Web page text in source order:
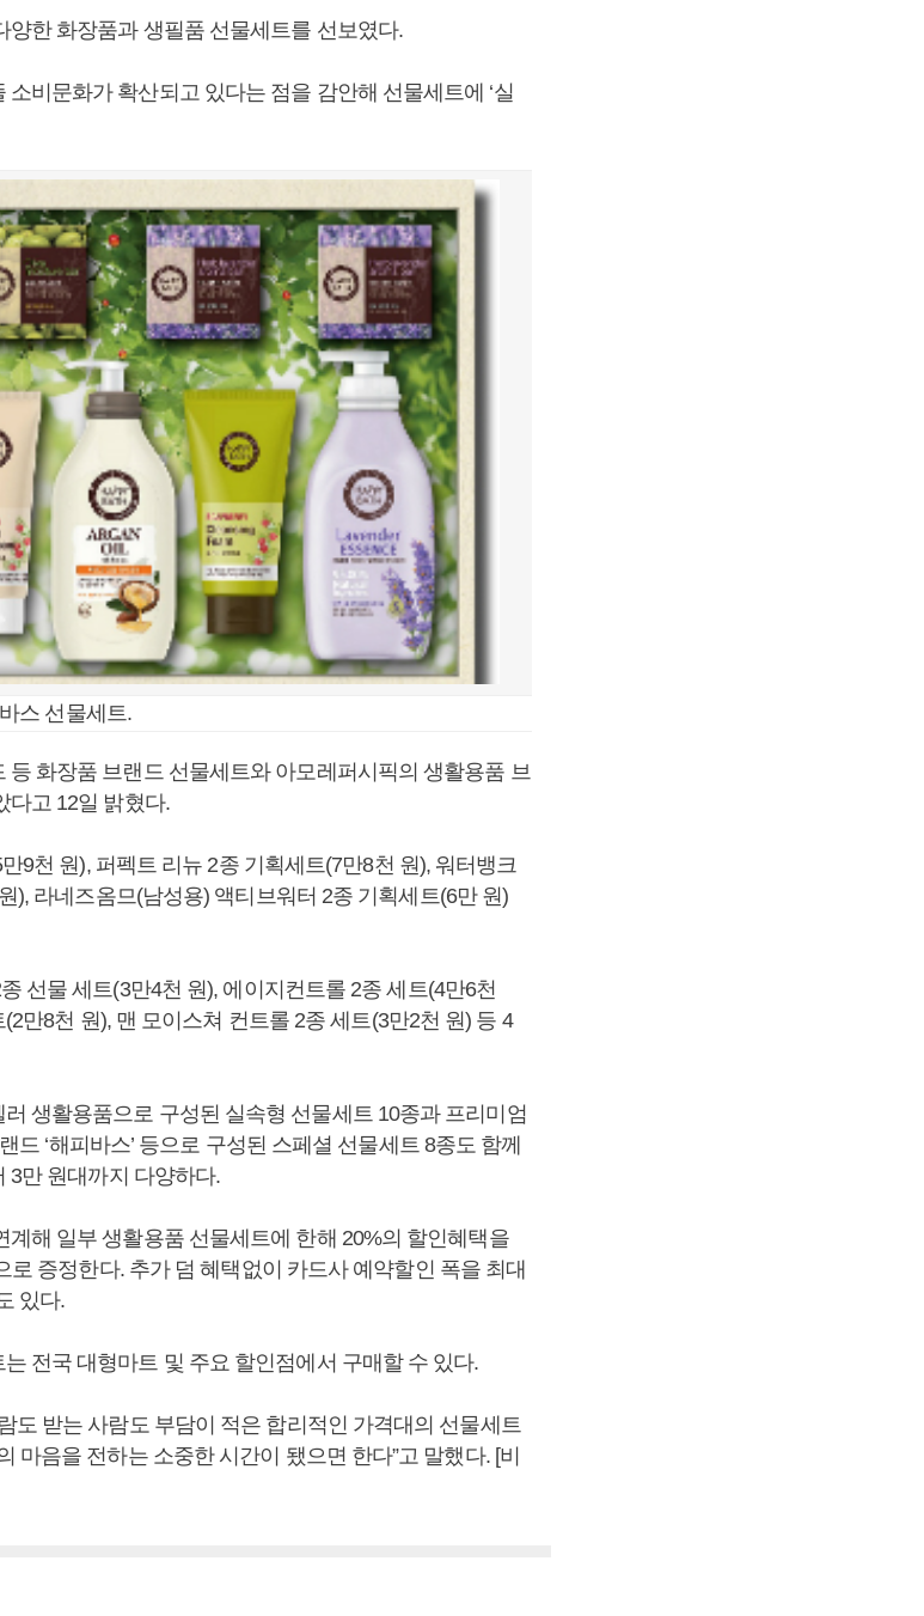
한 화장품과 생필품 선물세트를 선보였다.
비문화가 확산되고 있다는 점을 감안해 선물세트에 ‘실
스 선물세트.
화장품 브랜드 선물세트와 아모레퍼시픽의 생활용품 브
다고 12일 밝혔다.
9천 원), 퍼펙트 리뉴 2종 기획세트(7만8천 원), 워터뱅크
), 라네즈옴므(남성용) 액티브워터 2종 기획세트(6만 원)
선물 세트(3만4천 원), 에이지컨트롤 2종 세트(4만6천
만8천 원), 맨 모이스쳐 컨트롤 2종 세트(3만2천 원) 등 4
생활용품으로 구성된 실속형 선물세트 10종과 프리미엄
드 ‘해피바스’ 등으로 구성된 스페셜 선물세트 8종도 함께
3만 원대까지 다양하다.
해 일부 생활용품 선물세트에 한해 20%의 할인혜택을
로 증정한다. 추가 덤 혜택없이 카드사 예약할인 폭을 최대
있다.
전국 대형마트 및 주요 할인점에서 구매할 수 있다.
도 받는 사람도 부담이 적은 합리적인 가격대의 선물세트
마음을 전하는 소중한 시간이 됐으면 한다”고 말했다. [비